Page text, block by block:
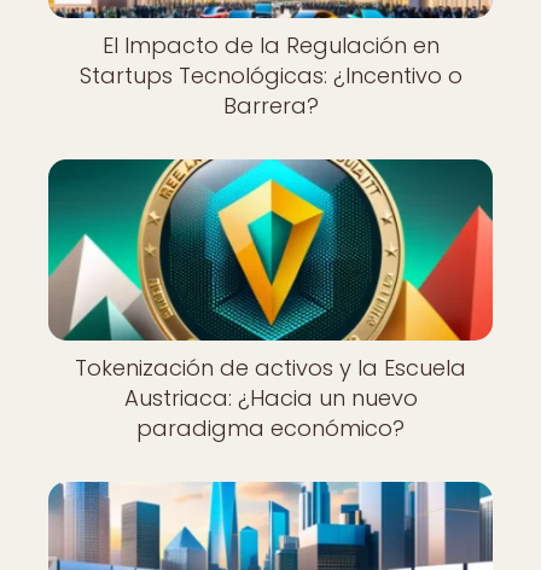
El Impacto de la Regulación en
Startups Tecnológicas: ¿Incentivo o
Barrera?
Tokenización de activos y la Escuela
Austriaca: ¿Hacia un nuevo
paradigma económico?